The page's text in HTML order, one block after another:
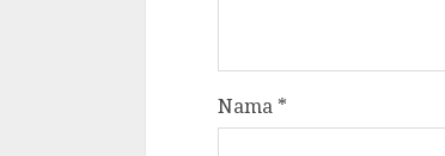
Nama *